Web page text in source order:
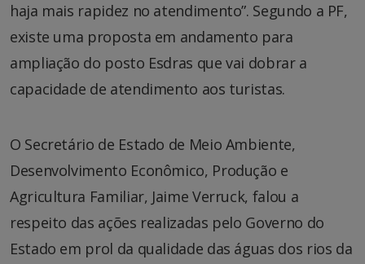
haja mais rapidez no atendimento”. Segundo a PF,
existe uma proposta em andamento para
ampliação do posto Esdras que vai dobrar a
capacidade de atendimento aos turistas.
O Secretário de Estado de Meio Ambiente,
Desenvolvimento Econômico, Produção e
Agricultura Familiar, Jaime Verruck, falou a
respeito das ações realizadas pelo Governo do
Estado em prol da qualidade das águas dos rios da